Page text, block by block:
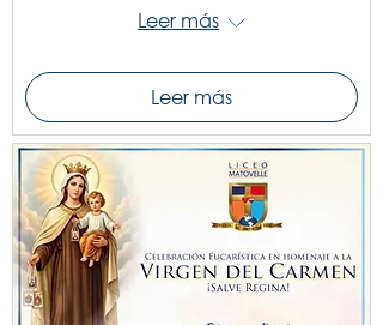
Leer más
Leer más